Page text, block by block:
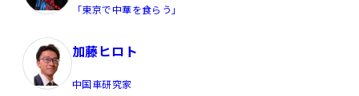
「東京で中華を食らう」
加藤ヒロト
中国車研究家